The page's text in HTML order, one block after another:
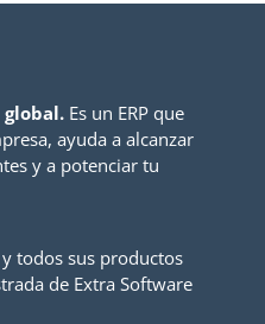
global.Es un ERP que
ayuda a alcanzar
y a potenciar tu
todos sus productos
de Extra Software